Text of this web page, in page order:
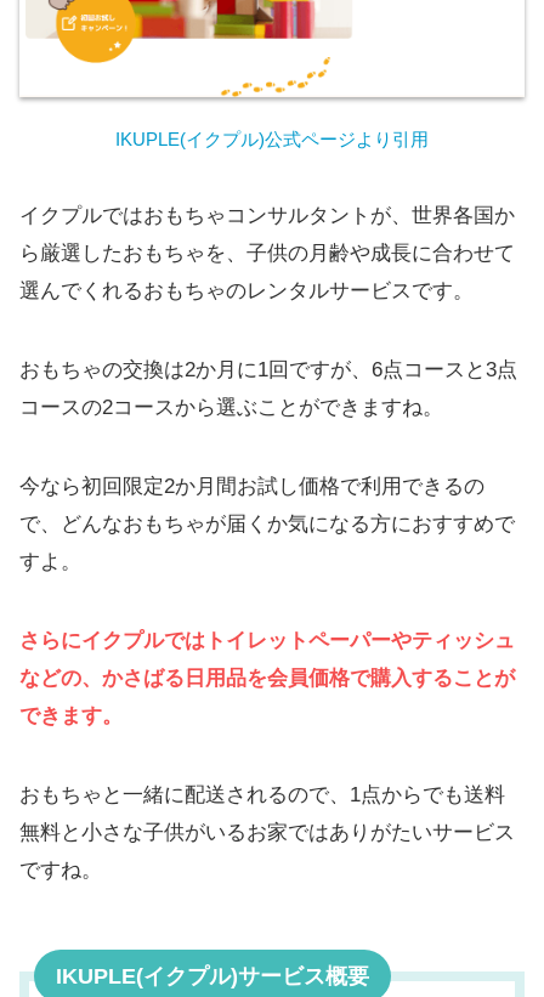
IKUPLE(イクプル)公式ページより引用
イクプルではおもちゃコンサルタントが、世界各国か
ら厳選したおもちゃを、子供の月齢や成長に合わせて
選んでくれるおもちゃのレンタルサービスです。
おもちゃの交換は2か月に1回ですが、6点コースと3点
コースの2コースから選ぶことができますね。
今なら初回限定2か月間お試し価格で利用できるの
で、どんなおもちゃが届くか気になる方におすすめで
すよ。
さらにイクプルではトイレットペーパーやティッシュ
などの、かさばる日用品を会員価格で購入することが
できます。
おもちゃと一緒に配送されるので、1点からでも送料
無料と小さな子供がいるお家ではありがたいサービス
ですね。
IKUPLE(イクプル)サービス概要